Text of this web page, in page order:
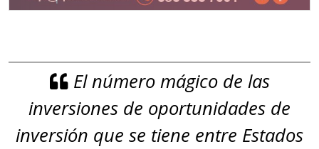
El número mágico de las
inversiones de oportunidades de
inversión que se tiene entre Estados